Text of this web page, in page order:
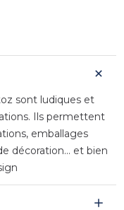
sont ludiques et
Ils permettent
emballages
décoration... et bien